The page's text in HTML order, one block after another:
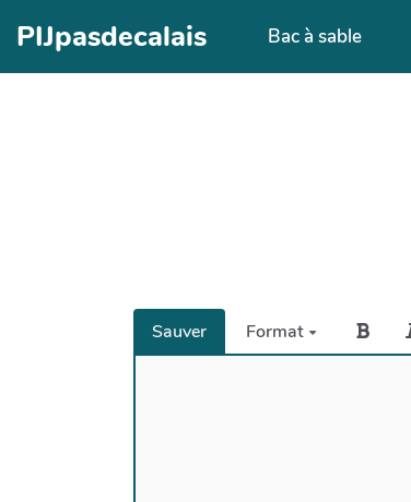
Aller au contenu principal
PIJpasdecalais Bac à sable
Sauver Format